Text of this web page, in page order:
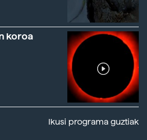
koroa
Ikusi programa guztiak